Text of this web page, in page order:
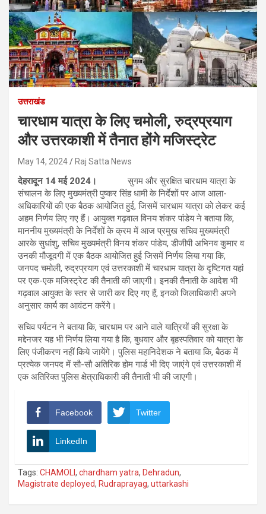
उत्तराखंड
चारधाम यात्रा के लिए चमोली, रुद्रप्रयाग
और उत्तरकाशी में तैनात होंगे मजिस्ट्रेट
May 14, 2024 Raj Satta News
देहरादून 14 मई 2024।
सुगम और सुरक्षित चारधाम यात्रा के
संचालन के लिए मुख्यमंत्री पुष्कर सिंह धामी के निर्देशों पर आज आला-
अधिकारियों की एक बैठक आयोजित हुई, जिसमें चारधाम यात्रा को लेकर कई
अहम निर्णय लिए गए हैं। आयुक्त गढ़वाल विनय शंकर पांडेय ने बताया कि,
माननीय मुख्यमंत्री के निर्देशों के क्रम में आज प्रमुख सचिव मुख्यमंत्री
आरके सुधांशु, सचिव मुख्यमंत्री विनय शंकर पांडेय, डीजीपी अभिनव कुमार व
उनकी मौजूदगी में एक बैठक आयोजित हुई जिसमें निर्णय लिया गया कि,
जनपद चमोली, रुद्रप्रयाग एवं उत्तरकाशी में चारधाम यात्रा के दृष्टिगत यहां
पर एक-एक मजिस्ट्रेट की तैनाती की जाएगी। इनकी तैनाती के आदेश भी
गढ़वाल आयुक्त के स्तर से जारी कर दिए गए हैं, इनको जिलाधिकारी अपने
अनुसार कार्य का आवंटन करेंगे।
सचिव पर्यटन ने बताया कि, चारधाम पर आने वाले यात्रियों की सुरक्षा के
मद्देनजर यह भी निर्णय लिया गया है कि, बुधवार और बृहस्पतिवार को यात्रा के
लिए पंजीकरण नहीं किये जायेंगे। पुलिस महानिदेशक ने बताया कि, बैठक में
प्रत्येक जनपद में सौ-सौ अतिरिक होम गार्ड भी दिए जाएंगे एवं उत्तरकाशी में
एक अतिरिक्त पुलिस क्षेत्राधिकारी की तैनाती भी की जाएगी।
Facebook Twitter
LinkedIn
Tags: CHAMOLI , chardham yatra, Dehradun,
Magistrate deployed, Rudraprayag, uttarkashi